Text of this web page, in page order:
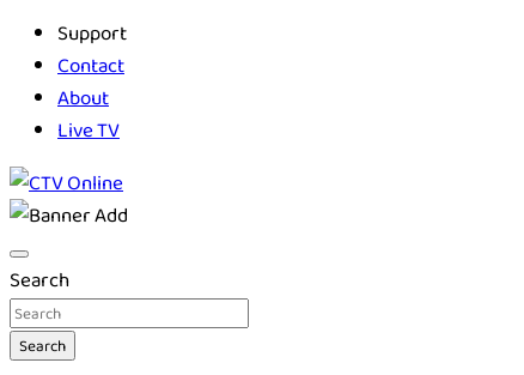
Support
Contact
About
Live TV
CTV Online
Search
Search